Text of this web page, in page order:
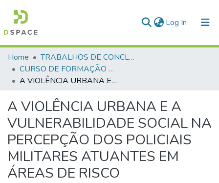
Log In (current)
Communities & Collections
All of DSpace
Home
TRABALHOS DE CONCLUSÃO DE CURSO - CFP (CURSO DE FORMAÇÃO DE PRAÇAS)
CURSO DE FORMAÇÃO DE PRAÇAS - CFP- 2025 - 2ª Turma
A VIOLÊNCIA URBANA E A VULNERABILIDADE SOCIAL NA PERCEPÇÃO DOS POLICIAIS MILITARES ATUANTES EM ÁREAS DE RISCO
A VIOLÊNCIA URBANA E A
VULNERABILIDADE SOCIAL NA
PERCEPÇÃO DOS POLICIAIS
MILITARES ATUANTES EM
ÁREAS DE RISCO